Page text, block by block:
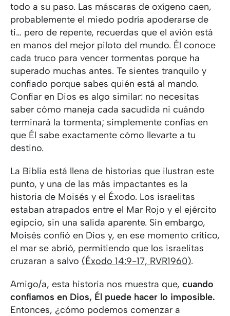
todo a su paso. Las máscaras de oxígeno caen,
probablemente el miedo podría apoderarse de
ti… pero de repente, recuerdas que el avión está
en manos del mejor piloto del mundo. Él conoce
cada truco para vencer tormentas porque ha
superado muchas antes. Te sientes tranquilo y
confiado porque sabes quién está al mando.
Confiar en Dios es algo similar: no necesitas
saber cómo maneja cada sacudida ni cuándo
terminará la tormenta; simplemente confías en
que Él sabe exactamente cómo llevarte a tu
destino.
La Biblia está llena de historias que ilustran este
punto, y una de las más impactantes es la
historia de Moisés y el Éxodo. Los israelitas
estaban atrapados entre el Mar Rojo y el ejército
egipcio, sin una salida aparente. Sin embargo,
Moisés confió en Dios y, en ese momento crítico,
el mar se abrió, permitiendo que los israelitas
cruzaran a salvo (Éxodo 14:9-17, RVR1960).
Amigo/a, esta historia nos muestra que, cuando
confiamos en Dios, Él puede hacer lo imposible.
Entonces, ¿cómo podemos comenzar a